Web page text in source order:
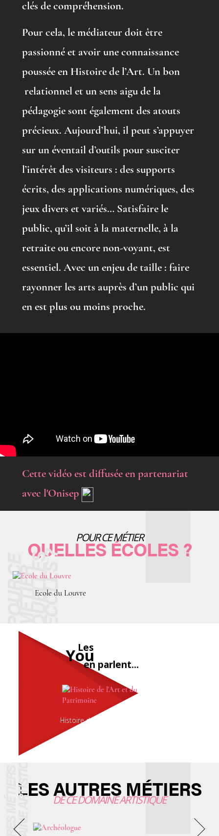
clés de compréhension.
Pour cela, le médiateur doit être
passionné et avoir une connaissance
poussée en Histoire de l’Art. Un bon
relationnel et un sens aigu de la
pédagogie sont également des atouts
précieux. Aujourd’hui, il peut s’appuyer
sur un éventail d’outils pour susciter
l’intérêt des visiteurs : des supports
écrits, des applications numériques, des
jeux divers et variés… Satisfaire le
public, qu’il soit à la maternelle, à la
retraite ou encore non-voyant, est
essentiel. Avec un enjeu de taille : faire
rayonner les arts auprès d’un public qui
en est plus ou moins proche.
Cette vidéo est diffusée en partenariat
avec l'Onisep
QUELLES ÉCOLES ?
POUR CE MÉTIER
Ecole du Louvre
Les
You tubeurs
en parlent...
DE CE DOMAINE ARTISTIQUE
LES AUTRES MÉTIERS